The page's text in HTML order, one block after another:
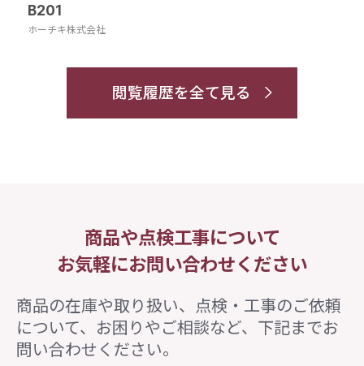
B201
ホーチキ株式会社
閲覧履歴を全て見る
商品や点検工事について
お気軽にお問い合わせください
商品の在庫や取り扱い、点検・工事のご依頼
について、 お困りやご相談など、下記までお
問い合わせください。